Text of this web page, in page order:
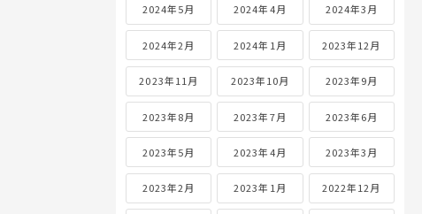
2024年5月 2024年4月 2024年3月
2024年2月 2024年1月 2023年12月
2023年11月 2023年10月 2023年9月
2023年8月 2023年7月 2023年6月
2023年5月 2023年4月 2023年3月
2023年2月 2023年1月 2022年12月